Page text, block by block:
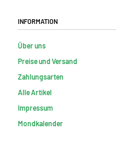
Information
Über uns
Preise und Versand
Zahlungsarten
Alle Artikel
Impressum
Mondkalender